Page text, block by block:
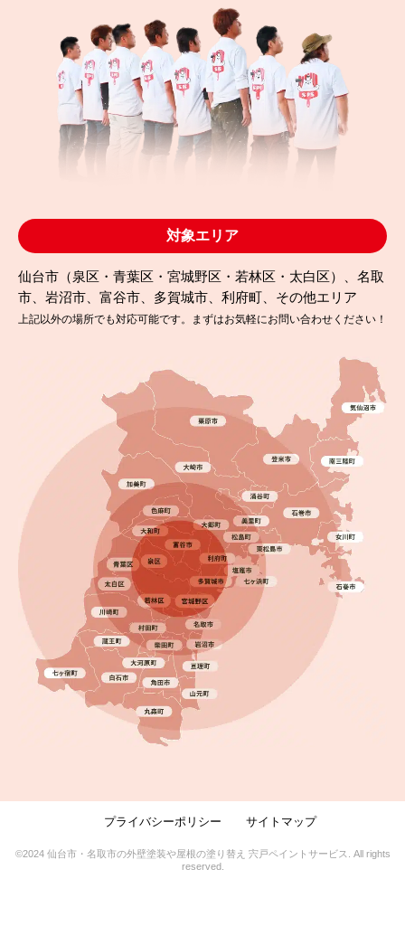
2025.10.04
ガルバリウム屋根は塗装できる？名取市植松の無機
塗装事例
完成日 2025.09.19
一条工務店の外壁塗装は必要？名取市で塗り替え工
事を行いました！
対象エリア
仙台市（泉区・青葉区・宮城野区・若林区・太白区）、名取
市、岩沼市、富谷市、多賀城市、利府町、その他エリア
上記以外の場所でも対応可能です。まずはお気軽にお問い合わせください！
プライバシーポリシー サイトマップ
©2024 仙台市・名取市の外壁塗装や屋根の塗り替え 宍戸ペイントサービス. All rights
reserved.